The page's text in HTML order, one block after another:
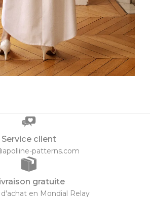
Service client
patterns.com
gratuite
en Mondial Relay